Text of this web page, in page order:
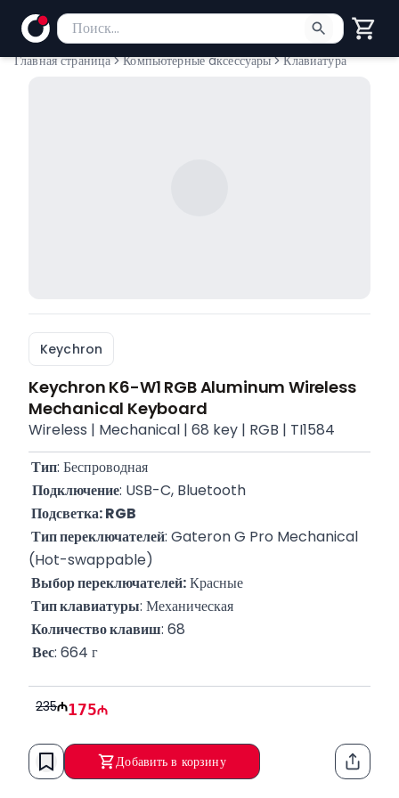
Поиск товаров
Введите минимум 2 символа для поиска. Нажмите
Главная страница Компьютерные aксессуары Клавиатура
Keychron
Keychron K6-W1 RGB Aluminum Wireless
Mechanical Keyboard
Wireless | Mechanical | 68 key | RGB | TI1584
Тип: Беспроводная
Подключение: USB-C, Bluetooth
Подсветка: RGB
Тип переключателей: Gateron G Pro Mechanical
(Hot-swappable)
Выбор переключателей: Красные
Тип клавиатуры: Механическая
Количество клавиш: 68
Вес: 664 г
235 175
Добавить в корзину